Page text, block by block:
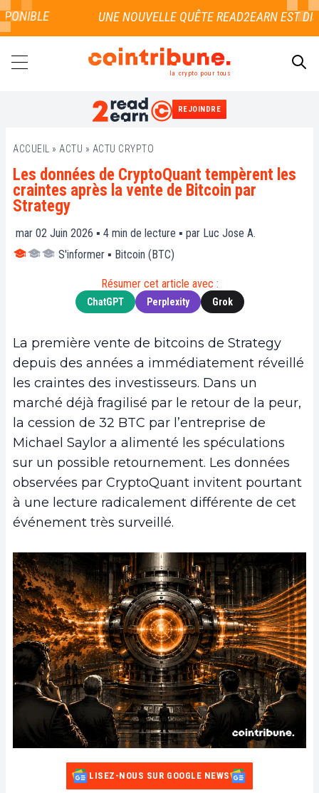
la crypto pour tous
REJOINDRE
ACCUEIL » ACTU » ACTU CRYPTO
Les données de CryptoQuant tempèrent les
craintes après la vente de Bitcoin par
Strategy
mar 02 Juin 2026 ▪ 4 min de lecture ▪ par Luc Jose A.
S'informer ▪ Bitcoin (BTC)
Résumer cet article avec :
ChatGPT Perplexity Grok
La première vente de bitcoins de Strategy
depuis des années a immédiatement réveillé
les craintes des investisseurs. Dans un
marché déjà fragilisé par le retour de la peur,
la cession de 32 BTC par l’entreprise de
Michael Saylor a alimenté les spéculations
sur un possible retournement. Les données
observées par CryptoQuant invitent pourtant
à une lecture radicalement différente de cet
événement très surveillé.
LISEZ-NOUS SUR GOOGLE NEWS